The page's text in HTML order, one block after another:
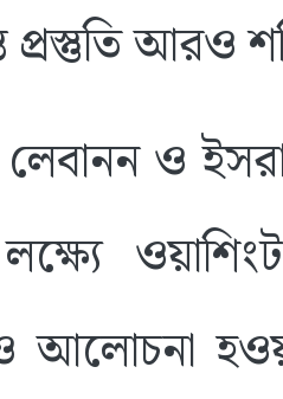
প্রস্তুতি আরও
ও
লক্ষ্যে
আলোচনা